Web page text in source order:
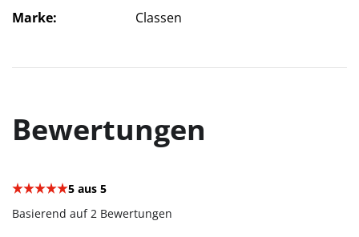
Marke
Classen
Bewertungen
5 aus 5
Basierend auf 2 Bewertungen